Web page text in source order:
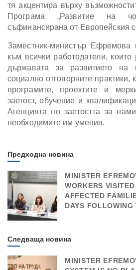
тя акцентира върху
Програма „Развитие на
съфинансирана от Европейския
Заместник-министър Ефремова
към всички работодатели,
държавата за развитието
социално отговорните практики,
програмите, проектите и
заетост, обучение и
Агенцията по заетостта за
необходимите им умения.
Предходна новина
MINISTER
WORKERS
AFFECTED
DAYS FOLLOWING
Следваща новина
MINISTER